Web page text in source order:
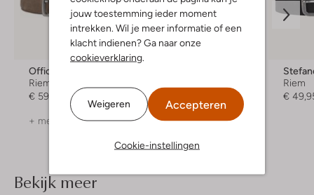
jouw toestemming ieder moment
intrekken. Wil je meer informatie of een
klacht indienen? Ga naar onze
cookieverklaring
Weigeren Accepteren
Cookie-instellingen
Officine Napoli
Riem
€ 59,99
+ meer kleuren + meer kleuren
Riem
€
Bekijk meer